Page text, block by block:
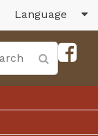
Language